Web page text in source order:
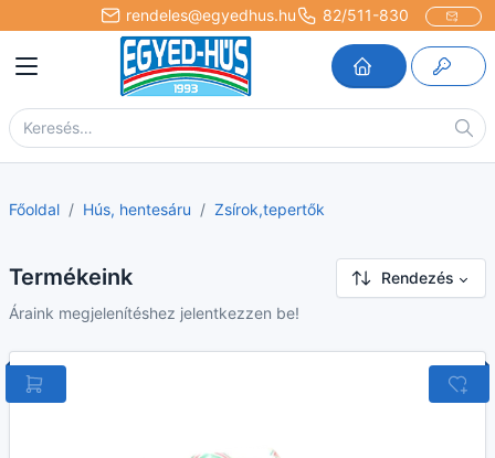
rendeles@egyedhus.hu 82/511-830
Főoldal Hús, hentesáru Zsírok,tepertők
Termékeink
Rendezés
Áraink megjelenítéshez jelentkezzen be!